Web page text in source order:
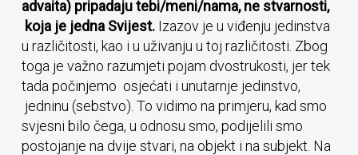
advaita) pripadaju tebi/meni/nama, ne stvarnosti,
koja je jedna Svijest. Izazov je u viđenju jedinstva
u različitosti, kao i u uživanju u toj različitosti. Zbog
toga je važno razumjeti pojam dvostrukosti, jer tek
tada počinjemo osjećati i unutarnje jedinstvo,
jedninu (sebstvo). To vidimo na primjeru, kad smo
svjesni bilo čega, u odnosu smo, podijelili smo
postojanje na dvije stvari, na objekt i na subjekt. Na